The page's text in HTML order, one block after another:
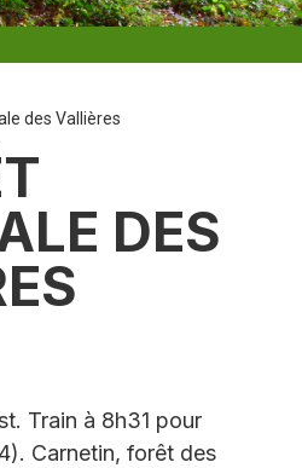
des Vallières
DES
Train à 8h31 pour
Carnetin, forêt des